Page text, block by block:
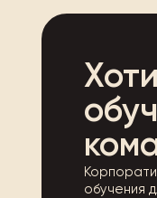
обучения